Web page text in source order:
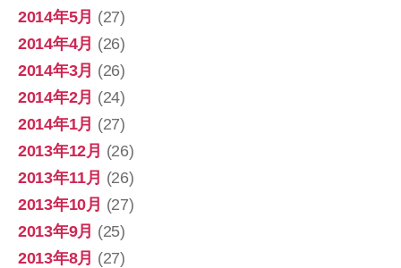
2014年5月 (27)
2014年4月 (26)
2014年3月 (26)
2014年2月 (24)
2014年1月 (27)
2013年12月 (26)
2013年11月 (26)
2013年10月 (27)
2013年9月 (25)
2013年8月 (27)